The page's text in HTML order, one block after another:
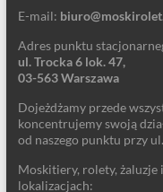
E-mail:
Adres punktu
ul. Trocka 6 lok. 47,
03-563 Warszawa
Dojeżdżamy przede
koncentrujemy swoją
od naszego punktu przy
Moskitiery, rolety,
lokalizacjach: